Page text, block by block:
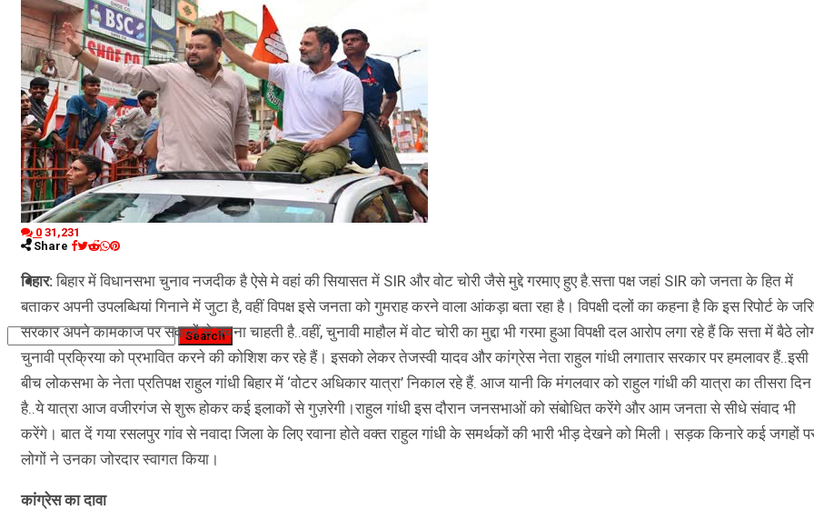
मनोरंजन
शिक्षा
नौकरियां
जीवन शैली
हेल्थ
क्राइम
कृषि
धर्म
विज्ञान तकनीकी
0 31,231
Share
बिहार:बिहार में विधानसभा चुनाव नजदीक है ऐसे मे वहां की सियासत में SIR और वोट चोरी जैसे मुद्दे गरमाए हुए है.सत्ता पक्ष जहां SIR को जनता के हित में
बताकर अपनी उपलब्धियां गिनाने में जुटा है, वहीं विपक्ष इसे जनता को गुमराह करने वाला आंकड़ा बता रहा है। विपक्षी दलों का कहना है कि इस रिपोर्ट के
सरकार अपने कामकाज पर सवालों से बचना चाहती है..वहीं, चुनावी माहौल में वोट चोरी का मुद्दा भी गरमा हुआ विपक्षी दल आरोप लगा रहे हैं कि सत्ता में बैठे
चुनावी प्रक्रिया को प्रभावित करने की कोशिश कर रहे हैं। इसको लेकर तेजस्वी यादव और कांग्रेस नेता राहुल गांधी लगातार सरकार पर हमलावर हैं..इसी
बीच लोकसभा के नेता प्रतिपक्ष राहुल गांधी बिहार में ‘वोटर अधिकार यात्रा’ निकाल रहे हैं. आज यानी कि मंगलवार को राहुल गांधी की यात्रा का तीसरा दिन
है..ये यात्रा आज वजीरगंज से शुरू होकर कई इलाकों से गुज़रेगी।राहुल गांधी इस दौरान जनसभाओं को संबोधित करेंगे और आम जनता से सीधे संवाद भी
करेंगे। बात दें गया रसलपुर गांव से नवादा जिला के लिए रवाना होते वक्त राहुल गांधी के समर्थकों की भारी भीड़ देखने को मिली। सड़क किनारे कई जगहों
लोगों ने उनका जोरदार स्वागत किया।
कांग्रेस का दावा